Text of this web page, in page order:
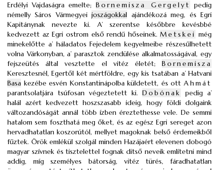
Erdélyi Vajdaságra emelte; Bornemisza Gergelyt
pedig
némelly Sáros Vármegyeijoszágokkal ajándékozá meg, és Egri
Kapitánynak nevezte ki. A’ szerentse későbbre kevésbbé
kedvezett az Egri ostrom első rendű hőseinek.Metskei még
minekelőtte a’ háladatos Fejedelem kegyelmeibe részesűlhetett
volna Várkonyban, a’ parasztok zendülése alkalmatosságával, egy
fejszeütés által vesztette el vitéz életét; Bornemisza
Keresztesnél, Egertől két mértföldre, egy kis tsatában a’ Hatvani
Basa kezébe esvén Konstantinápolba küldetett, és ott Ahmát
parantsolatjára tsúfosan végeztetett ki. Dobónak
pedig a’
halál azért kedvezett hoszszasabb ideig, hogy földi dolgaink
változandóságát annál több ízben éreztethesse vele. De semmi
hatalom sem foszthatá meg őket, és az egész Egri sereget azon
hervadhatatlan koszorútól, mellyet magoknak belső érdemeikből
fűztek. Örök emlékül szolgál minden Hazájaért elevenen dobogó
magyar szívnek és tisztelettel fognak ditső neveik említetni mind
addig, míg személyes bátorság, vitéz türés, fáradhatatlan